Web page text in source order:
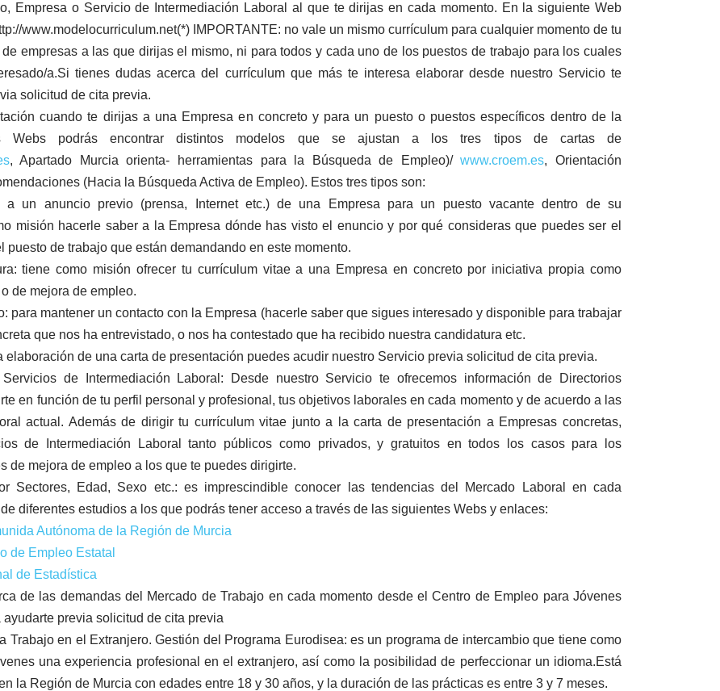
Empresa o Servicio de Intermediación Laboral al que te dirijas en cada momento. En la siguiente Web
www.modelocurriculum.net(*) IMPORTANTE: no vale un mismo currículum para cualquier momento de tu
empresas a las que dirijas el mismo, ni para todos y cada uno de los puestos de trabajo para los cuales
a.Si tienes dudas acerca del currículum que más te interesa elaborar desde nuestro Servicio te
solicitud de cita previa.
cuando te dirijas a una Empresa en concreto y para un puesto o puestos específicos dentro de la
Webs podrás encontrar distintos modelos que se ajustan a los tres tipos de cartas de
, Apartado Murcia orienta- herramientas para la Búsqueda de Empleo)/www.croem.es, Orientación
(Hacia la Búsqueda Activa de Empleo). Estos tres tipos son:
a un anuncio previo (prensa, Internet etc.) de una Empresa para un puesto vacante dentro de su
misión hacerle saber a la Empresa dónde has visto el enuncio y por qué consideras que puedes ser el
puesto de trabajo que están demandando en este momento.
tiene como misión ofrecer tu currículum vitae a una Empresa en concreto por iniciativa propia como
de mejora de empleo.
para mantener un contacto con la Empresa (hacerle saber que sigues interesado y disponible para trabajar
que nos ha entrevistado, o nos ha contestado que ha recibido nuestra candidatura etc.
elaboración de una carta de presentación puedes acudir nuestro Servicio previa solicitud de cita previa.
de Intermediación Laboral: Desde nuestro Servicio te ofrecemos información de Directorios
en función de tu perfil personal y profesional, tus objetivos laborales en cada momento y de acuerdo a las
actual. Además de dirigir tu currículum vitae junto a la carta de presentación a Empresas concretas,
de Intermediación Laboral tanto públicos como privados, y gratuitos en todos los casos para los
de mejora de empleo a los que te puedes dirigirte.
Sectores, Edad, Sexo etc.: es imprescindible conocer las tendencias del Mercado Laboral en cada
diferentes estudios a los que podrás tener acceso a través de las siguientes Webs y enlaces:
Autónoma de la Región de Murcia
de Empleo Estatal
de Estadística
de las demandas del Mercado de Trabajo en cada momento desde el Centro de Empleo para Jóvenes
previa solicitud de cita previa
Trabajo en el Extranjero. Gestión del Programa Eurodisea: es un programa de intercambio que tiene como
una experiencia profesional en el extranjero, así como la posibilidad de perfeccionar un idioma.Está
la Región de Murcia con edades entre 18 y 30 años, y la duración de las prácticas es entre 3 y 7 meses.